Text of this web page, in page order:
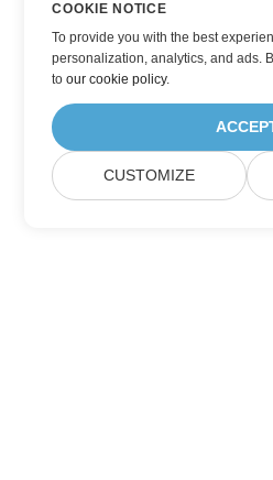
COOKIE NOTICE
To provide you with the best
personalization, analytics, and ads.
toour cookie policy.
CUSTOMIZE